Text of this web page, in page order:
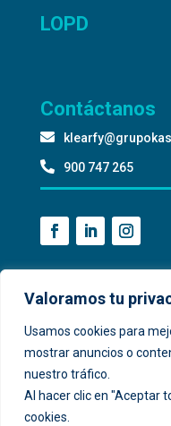
Valoramos tu
Usamos cookies para
mostrar anuncios o
nuestro tráfico.
Al hacer clic en "Aceptar
cookies.
LOPD
Contáctanos


900 747 265